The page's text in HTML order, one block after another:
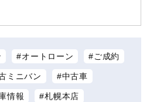
オートローン ご成約
ミニバン 中古車
情報 札幌本店